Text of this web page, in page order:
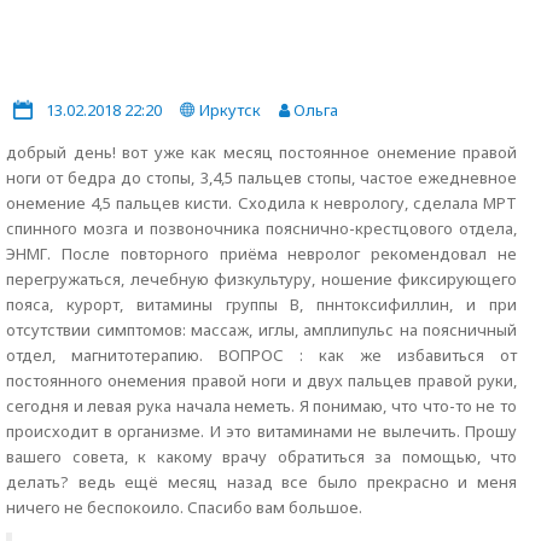
13.02.2018 22:20 Иркутск
Ольга
добрый день! вот уже как месяц постоянное онемение правой
ноги от бедра до стопы, 3,4,5 пальцев стопы, частое ежедневное
онемение 4,5 пальцев кисти. Сходила к неврологу, сделала МРТ
спинного мозга и позвоночника пояснично-крестцового отдела,
ЭНМГ. После повторного приёма невролог рекомендовал не
перегружаться, лечебную физкультуру, ношение фиксирующего
пояса, курорт, витамины группы В, пннтоксифиллин, и при
отсутствии симптомов: массаж, иглы, амплипульс на поясничный
отдел, магнитотерапию. ВОПРОС : как же избавиться от
постоянного онемения правой ноги и двух пальцев правой руки,
сегодня и левая рука начала неметь. Я понимаю, что что-то не то
происходит в организме. И это витаминами не вылечить. Прошу
вашего совета, к какому врачу обратиться за помощью, что
делать? ведь ещё месяц назад все было прекрасно и меня
ничего не беспокоило. Спасибо вам большое.